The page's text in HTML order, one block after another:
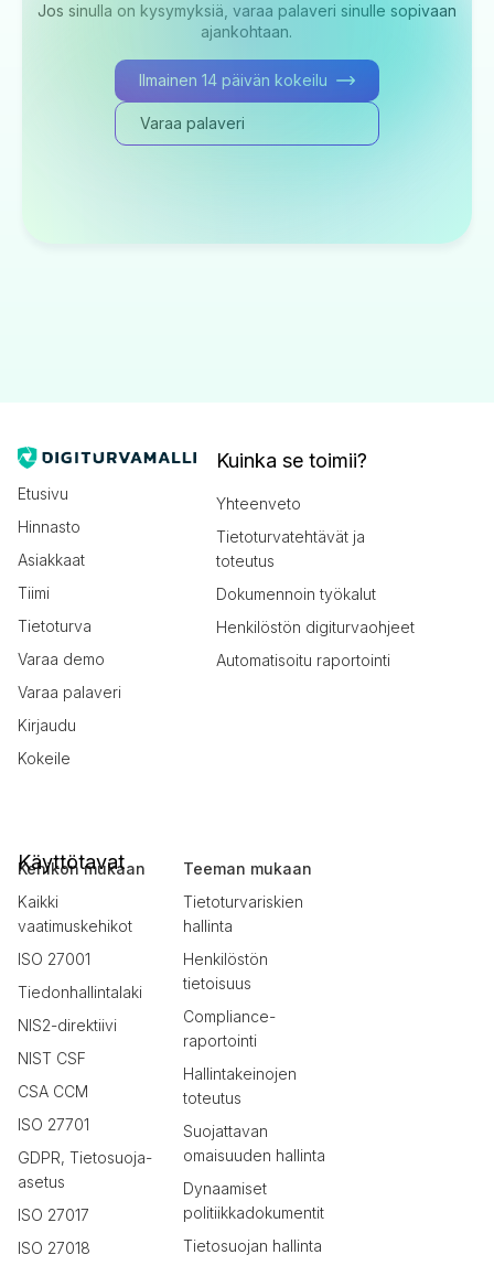
Jos sinulla on kysymyksiä, varaa palaveri sinulle sopivaan
ajankohtaan.
Ilmainen 14 päivän kokeilu
Varaa palaveri
Etusivu
Hinnasto
Asiakkaat
Tiimi
Tietoturva
Varaa demo
Varaa palaveri
Kirjaudu
Kokeile
Kuinka se toimii?
Yhteenveto
Tietoturvatehtävät ja
toteutus
Dokumennoin työkalut
Henkilöstön digiturvaohjeet
Automatisoitu raportointi
Käyttötavat
Kehikon mukaan
Kaikki
vaatimuskehikot
ISO 27001
Tiedonhallintalaki
NIS2-direktiivi
NIST CSF
CSA CCM
ISO 27701
GDPR, Tietosuoja-
asetus
ISO 27017
ISO 27018
Teeman mukaan
Tietoturvariskien
hallinta
Henkilöstön
tietoisuus
Compliance-
raportointi
Hallintakeinojen
toteutus
Suojattavan
omaisuuden hallinta
Dynaamiset
politiikkadokumentit
Tietosuojan hallinta